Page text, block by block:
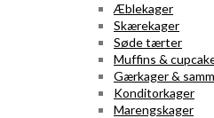
Æblekager
Skærekager
Søde tærter
Muffins &
Gærkager &
Konditorkager
Marengskager